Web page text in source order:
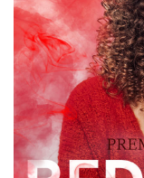
(1783 Overlays)
Large 6000*4000px